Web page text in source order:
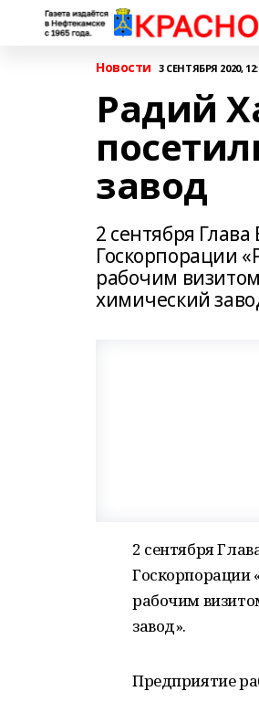
Новости 3 СЕНТЯБРЯ 2020,
Радий
завод
2 сентября
Госкорпорации
рабочим
химический
2 сентября
Госкорпорации
рабочим
завод».
Предприятие